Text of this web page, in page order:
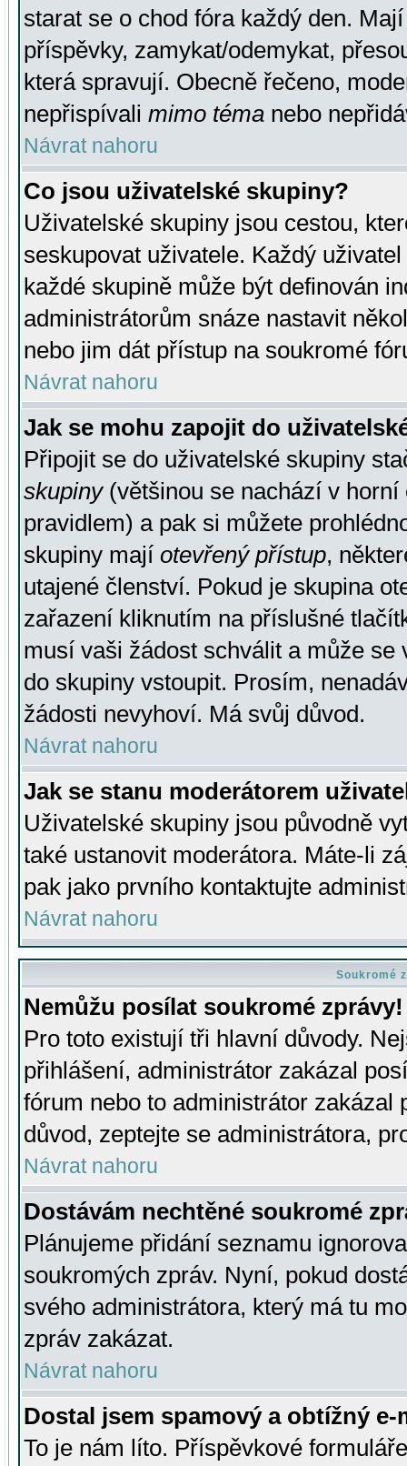
starat se o chod fóra každý den.
příspěvky, zamykat/odemykat,
která spravují. Obecně řečeno,
nepřispívali mimo téma nebo
Návrat nahoru
Co jsou uživatelské skupiny?
Uživatelské skupiny jsou cestou,
seskupovat uživatele. Každý
každé skupině může být definován
administrátorům snáze nastavit
nebo jim dát přístup na soukromé
Návrat nahoru
Jak se mohu zapojit do
Připojit se do uživatelské skupiny
skupiny(většinou se nachází v horní
pravidlem) a pak si můžete
skupiny mají otevřený přístup,
utajené členství. Pokud je skupina
zařazení kliknutím na příslušné
musí vaši žádost schválit a může se
do skupiny vstoupit. Prosím,
žádosti nevyhoví. Má svůj důvod.
Návrat nahoru
Jak se stanu moderátorem
Uživatelské skupiny jsou původně
také ustanovit moderátora. Máte-li
pak jako prvního kontaktujte
Návrat nahoru
Soukromé
Nemůžu posílat soukromé zprávy!
Pro toto existují tři hlavní důvody.
přihlášení, administrátor zakázal
fórum nebo to administrátor zakázal
důvod, zeptejte se administrátora,
Návrat nahoru
Dostávám nechtěné soukromé
Plánujeme přidání seznamu
soukromých zpráv. Nyní, pokud
svého administrátora, který má tu
zpráv zakázat.
Návrat nahoru
Dostal jsem spamový a obtížný
To je nám líto. Příspěvkové